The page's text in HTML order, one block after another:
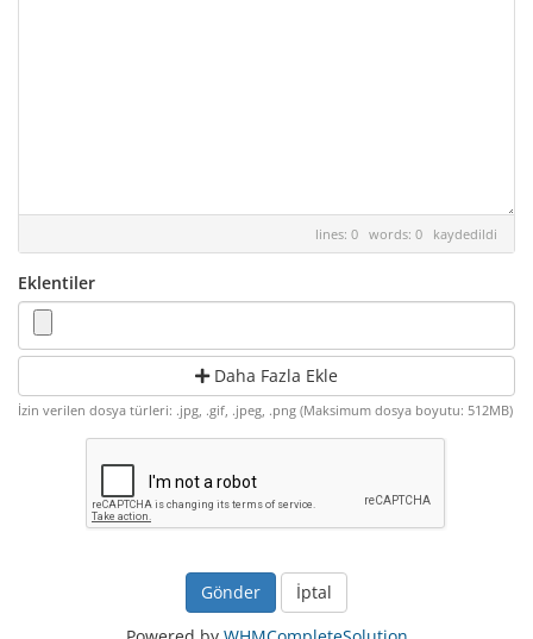
lines: 0 words: 0 kaydedildi
Eklentiler
Daha Fazla Ekle
İzin verilen dosya türleri: .jpg, .gif, .jpeg, .png (Maksimum dosya boyutu: 512MB)
İptal